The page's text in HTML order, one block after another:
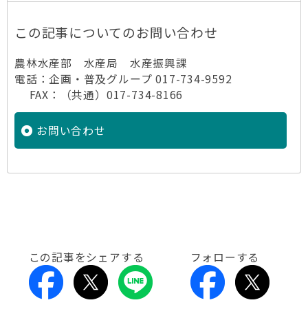
この記事についてのお問い合わせ
農林水産部 水産局 水産振興課
電話：企画・普及グループ 017-734-9592
FAX：（共通）017-734-8166
お問い合わせ
この記事をシェアする フォローする